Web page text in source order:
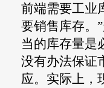
前端需要工业
要销售库存。
当的库存量是
没有办法保证
应。实际上，